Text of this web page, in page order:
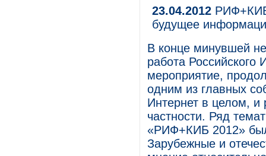
23.04.2012
будущее
В конце минувшей
работа
мероприятие,
одним из главных
Интернет в целом, и
частности. Ряд
«РИФ+КИБ 2012»
Зарубежные и